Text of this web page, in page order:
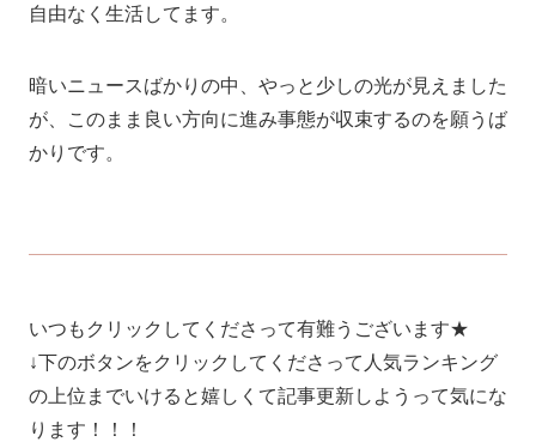
自由なく生活してます。
暗いニュースばかりの中、やっと少しの光が見えました
が、このまま良い方向に進み事態が収束するのを願うば
かりです。
いつもクリックしてくださって有難うございます★
↓下のボタンをクリックしてくださって人気ランキング
の上位までいけると嬉しくて記事更新しようって気にな
ります！！！